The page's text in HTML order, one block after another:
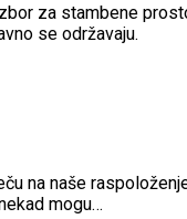
za stambene
se održavaju.
na naše
mogu…